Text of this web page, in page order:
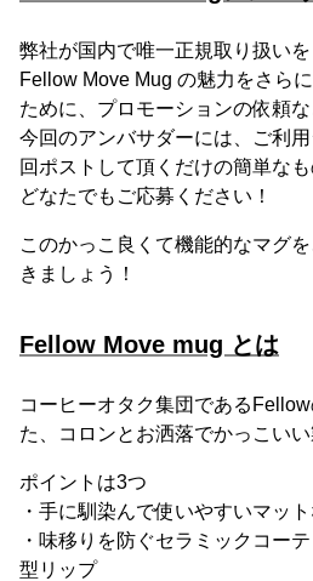
弊社が国内で唯一正規取り扱い
Fellow Move Mug の魅力をさら
ために、プロモーションの依頼な
今回のアンバサダーには、ご利
回ポストして頂くだけの簡単なも
どなたでもご応募ください！
このかっこ良くて機能的なマグ
きましょう！
Fellow Move mug とは
コーヒーオタク集団である
た、コロンとお洒落でかっこいい
ポイントは3つ
・手に馴染んで使いやすいマッ
・味移りを防ぐセラミックコー
型リップ